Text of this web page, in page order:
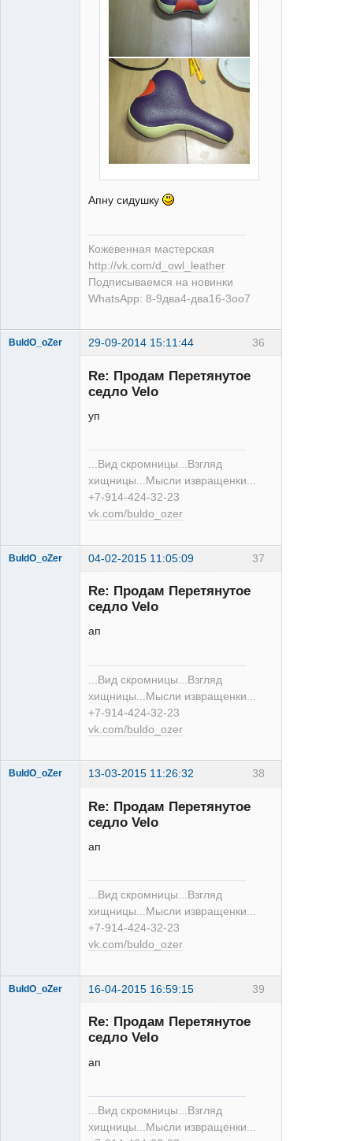
Апну сидушку
Кожевенная мастерская
http://vk.com/d_owl_leather
Подписываемся на новинки
WhatsApp: 8-9два4-два16-3оо7
36
BuldO_oZer 29-09-2014 15:11:44
Re: Продам Перетянутое
седло Velo
уп
...Вид скромницы...Взгляд
хищницы...Мысли извращенки...
+7-914-424-32-23
vk.com/buldo_ozer
37
BuldO_oZer 04-02-2015 11:05:09
Re: Продам Перетянутое
седло Velo
ап
...Вид скромницы...Взгляд
хищницы...Мысли извращенки...
+7-914-424-32-23
vk.com/buldo_ozer
38
BuldO_oZer 13-03-2015 11:26:32
Re: Продам Перетянутое
седло Velo
ап
...Вид скромницы...Взгляд
хищницы...Мысли извращенки...
+7-914-424-32-23
vk.com/buldo_ozer
39
BuldO_oZer 16-04-2015 16:59:15
Re: Продам Перетянутое
седло Velo
ап
...Вид скромницы...Взгляд
хищницы...Мысли извращенки...